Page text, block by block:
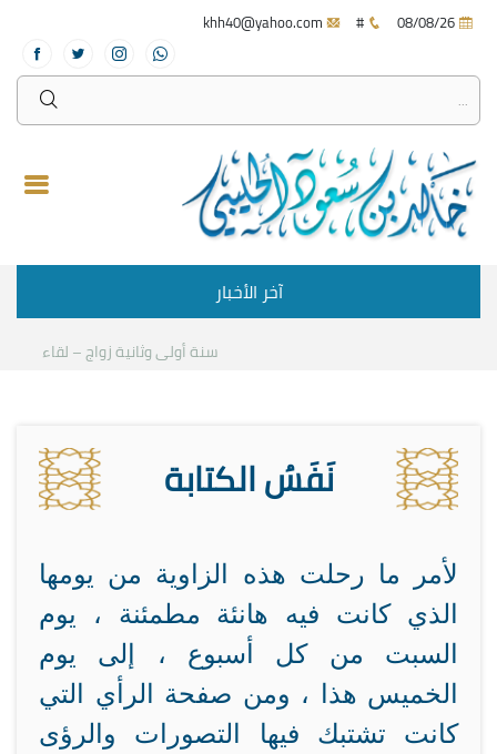
#
آخر الأخبار
سنة أولى وثانية زواج – لقاء مع
نَفَسُ الكتابة
لأمر ما رحلت هذه الزاوية من يومها
الذي كانت فيه هانئة مطمئنة ، يوم
السبت من كل أسبوع ، إلى يوم
الخميس هذا ، ومن صفحة الرأي التي
كانت تشتبك فيها التصورات والرؤى